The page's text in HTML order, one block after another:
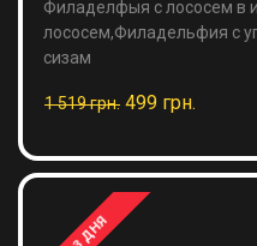
Филаделфыя с лососем в
лососем,Филадельфия с
сизам
1 519 грн. 499 грн.